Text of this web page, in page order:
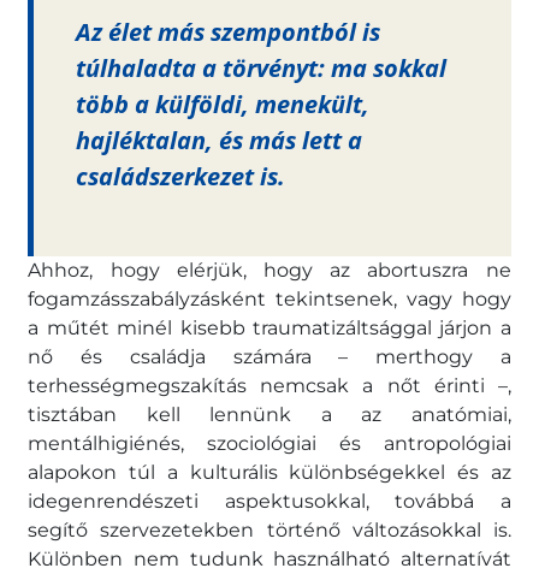
Az élet más szempontból is
túlhaladta a törvényt: ma sokkal
több a külföldi, menekült,
hajléktalan, és más lett a
családszerkezet is.
Ahhoz, hogy elérjük, hogy az abortuszra ne
fogamzásszabályzásként tekintsenek, vagy hogy
a műtét minél kisebb traumatizáltsággal járjon a
nő és családja számára – merthogy a
terhességmegszakítás nemcsak a nőt érinti –,
tisztában kell lennünk a az anatómiai,
mentálhigiénés, szociológiai és antropológiai
alapokon túl a kulturális különbségekkel és az
idegenrendészeti aspektusokkal, továbbá a
segítő szervezetekben történő változásokkal is.
Különben nem tudunk használható alternatívát